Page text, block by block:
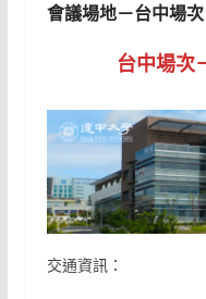
會議場地－台中場次
台中場次
交通資訊：